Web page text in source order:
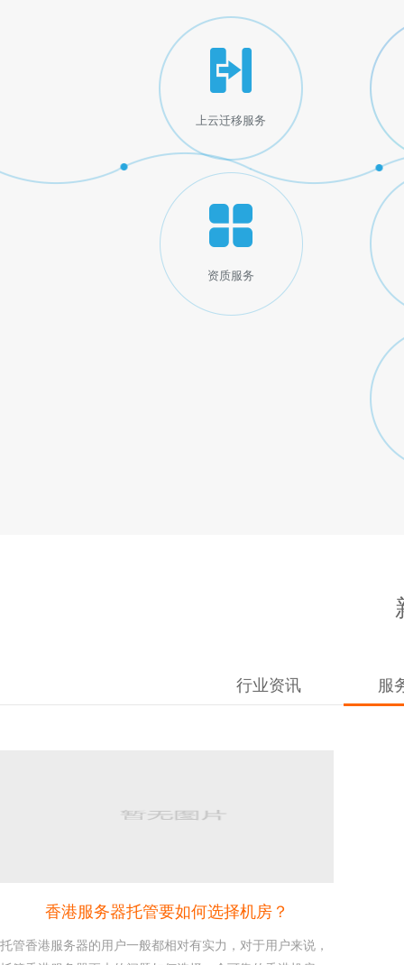
上云迁移服务
资质服务
行业资讯 服
香港服务器托管要如何选择机房？
托管香港服务器的用户一般都相对有实力，对于用户来说，